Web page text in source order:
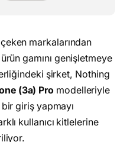
markalarından
gamını genişletmeye
şirket, Nothing
(3a) Pro modelleriyle
giriş yapmayı
kullanıcı kitlelerine